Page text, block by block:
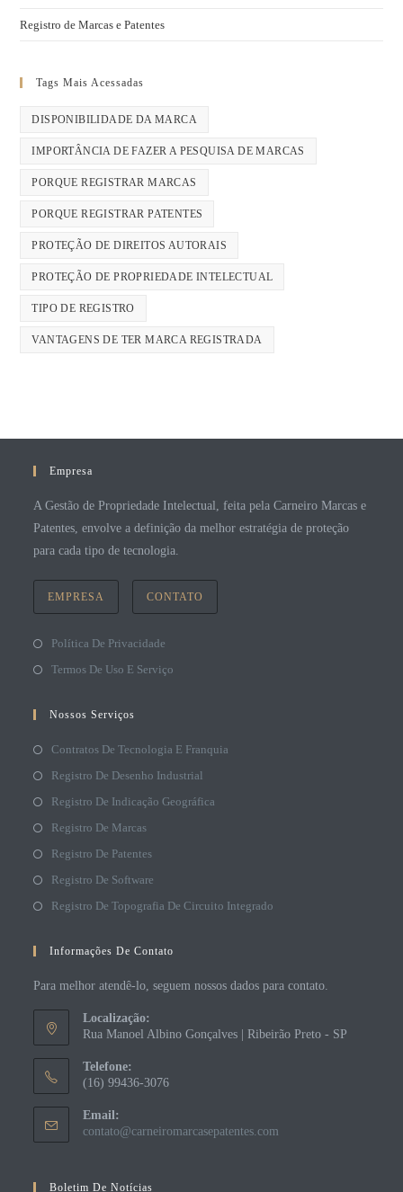
Registro de Marcas e Patentes
Tags Mais Acessadas
DISPONIBILIDADE DA MARCA
IMPORTÂNCIA DE FAZER A PESQUISA DE MARCAS
PORQUE REGISTRAR MARCAS
PORQUE REGISTRAR PATENTES
PROTEÇÃO DE DIREITOS AUTORAIS
PROTEÇÃO DE PROPRIEDADE INTELECTUAL
TIPO DE REGISTRO
VANTAGENS DE TER MARCA REGISTRADA
Empresa
A Gestão de Propriedade Intelectual, feita pela Carneiro Marcas e
Patentes, envolve a definição da melhor estratégia de proteção
para cada tipo de tecnologia.
EMPRESA CONTATO
Política De Privacidade
Termos De Uso E Serviço
Nossos Serviços
Contratos De Tecnologia E Franquia
Registro De Desenho Industrial
Registro De Indicação Geográfica
Registro De Marcas
Registro De Patentes
Registro De Software
Registro De Topografia De Circuito Integrado
Informações De Contato
Para melhor atendê-lo, seguem nossos dados para contato.
Localização:
Rua Manoel Albino Gonçalves | Ribeirão Preto - SP
Telefone:
(16) 99436-3076
Email:
contato@carneiromarcasepatentes.com
Boletim De Notícias